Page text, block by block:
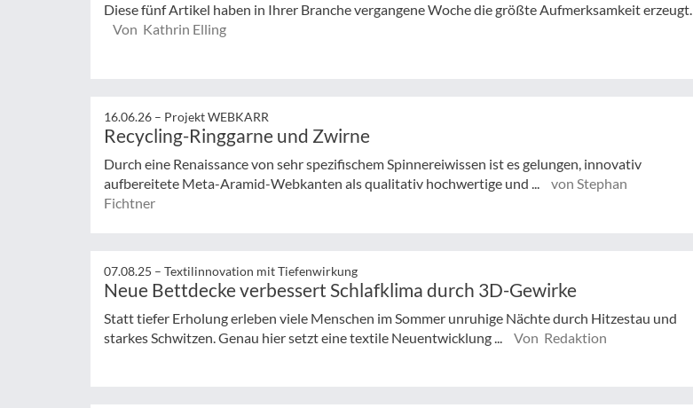
Diese fünf Artikel haben in Ihrer Branche vergangene Woche die größte Aufmerksamkeit erzeugt.
Von Kathrin Elling
16.06.26 – Projekt WEBKARR
Recycling-Ringgarne und Zwirne
Durch eine Renaissance von sehr spezifischem Spinnereiwissen ist es gelungen, innovativ
aufbereitete Meta-Aramid-Webkanten als qualitativ hochwertige und ...
von Stephan
Fichtner
07.08.25 – Textilinnovation mit Tiefenwirkung
Neue Bettdecke verbessert Schlafklima durch 3D-Gewirke
Statt tiefer Erholung erleben viele Menschen im Sommer unruhige Nächte durch Hitzestau und
starkes Schwitzen. Genau hier setzt eine textile Neuentwicklung ...
Von Redaktion